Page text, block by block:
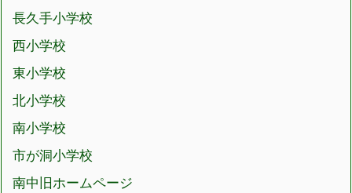
長久手小学校
西小学校
東小学校
北小学校
南小学校
市が洞小学校
南中旧ホームページ